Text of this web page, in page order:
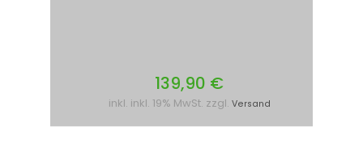
139,90 €
inkl. inkl. 19% MwSt. zzgl. Versand